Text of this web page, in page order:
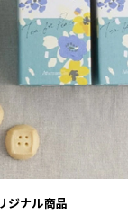
ジナル商品